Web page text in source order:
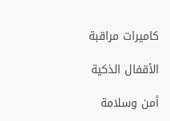
كاميرات مراقبة
الأقفال الذكية
أمن وسلامة